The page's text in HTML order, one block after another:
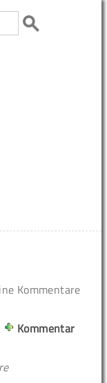
Kommentare
Kommentar